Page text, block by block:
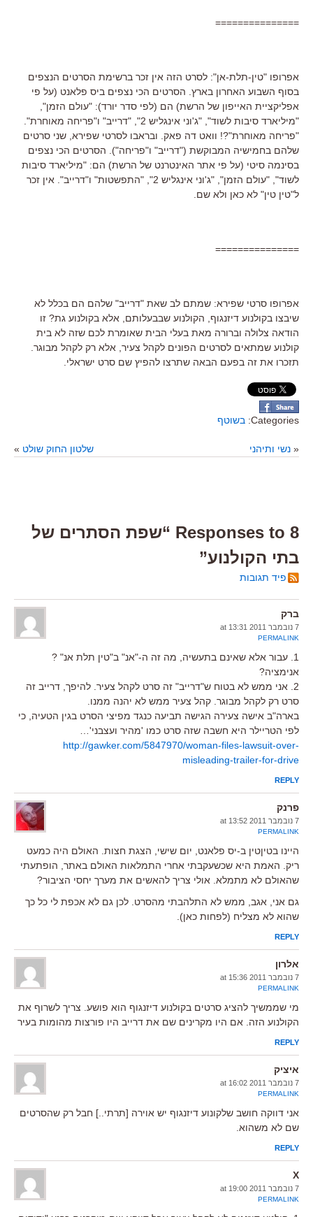
===============
אפרופו "טין-תלת-אן": לסרט הזה אין זכר ברשימת הסרטים הנצפים
בסוף השבוע האחרון בארץ. הסרטים הכי נצפים ביס פלאנט (על פי
אפליקציית האייפון של הרשת) הם (לפי סדר יורד): "עולם הזמן",
"מיליארד סיבות לשוד", "ג'וני אינגליש 2", "דרייב" ו"פריחה מאוחרת".
"פריחה מאוחרת"?! וואט דה פאק. ובראבו לסרטי שפירא, שני סרטים
שלהם בחמישיה המבוקשת ("דרייב" ו"פריחה"). הסרטים הכי נצפים
בסינמה סיטי (על פי אתר האינטרנט של הרשת) הם: "מיליארד סיבות
לשוד", "עולם הזמן", "ג'וני אינגליש 2", "התפשטות" ו"דרייב". אין זכר
ל"טין טין" לא כאן ולא שם.
===============
אפרופו סרטי שפירא: שמתם לב שאת "דרייב" שלהם הם בכלל לא
שיבצו בקולנוע דיזנגוף, הקולנוע שבבעלותם, אלא בקולנוע גת? זו
הודאה צלולה וברורה מאת בעלי הבית שאומרת לכם שזה לא בית
קולנוע שמתאים לסרטים הפונים לקהל צעיר, אלא רק לקהל מבוגר.
תזכרו את זה בפעם הבאה שתרצו להפיץ שם סרט ישראלי.
Categories: בשוטף
« נשי ותיהני שלטון החוק שולט »
8 Responses to “שפת הסתרים של
בתי הקולנוע”
פיד תגובות
ברק
7 נובמבר 2011 at 13:31
PERMALINK
1. עבור אלא שאינם בתעשיה, מה זה ה-"אנ" ב"טין תלת אנ" ?
אנימציה?
2. אני ממש לא בטוח ש"דרייב" זה סרט לקהל צעיר. להיפך, דרייב זה
סרט רק לקהל מבוגר. קהל צעיר ממש לא יהנה ממנו.
בארה"ב אישה צעירה הגישה תביעה כנגד מפיצי הסרט בגין הטעיה, כי
לפי הטריילר היא חשבה שזה סרט כמו 'מהיר ועצבני'…
http://gawker.com/5847970/woman-files-lawsuit-over-
misleading-trailer-for-drive
REPLY
פרנק
7 נובמבר 2011 at 13:52
PERMALINK
היינו בטיןטין ב-יס פלאנט, יום שישי, הצגת חצות. האולם היה כמעט
ריק. האמת היא שכשעקבתי אחרי התמלאות האולם באתר, הופתעתי
שהאולם לא מתמלא. אולי צריך להאשים את מערך יחסי הציבור?
גם אני, אגב, ממש לא התלהבתי מהסרט. לכן גם לא אכפת לי כל כך
שהוא לא מצליח (לפחות כאן).
REPLY
אלרון
7 נובמבר 2011 at 15:36
PERMALINK
מי שממשיך להציג סרטים בקולנוע דיזנגוף הוא פושע. צריך לשרוף את
הקולנוע הזה. אם היו מקרינים שם את דרייב היו פורצות מהומות בעיר
REPLY
איציק
7 נובמבר 2011 at 16:02
PERMALINK
אני דווקה חושב שלקונוע דיזנגוף יש אוירה [תרתי..] חבל רק שהסרטים
שם לא משהוא.
REPLY
X
7 נובמבר 2011 at 19:00
PERMALINK